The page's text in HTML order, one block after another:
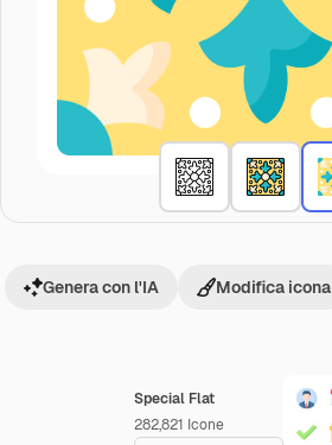
Special Flat
282,821 Icone
Genera con l'IA Modifica icona